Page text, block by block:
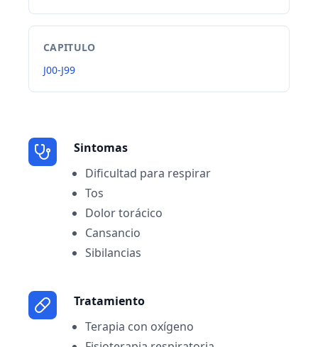
CAPITULO
J00-J99
Sintomas
Dificultad para respirar
Tos
Dolor torácico
Cansancio
Sibilancias
Tratamiento
Terapia con oxígeno